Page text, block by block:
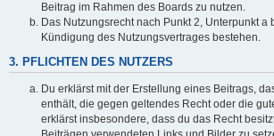
Beitrag im Rahmen des Boards zu nutzen.
Das Nutzungsrecht nach Punkt 2, Unterpunkt a
Kündigung des Nutzungsvertrages bestehen.
3. PFLICHTEN DES NUTZERS
Du erklärst mit der Erstellung eines Beitrags,
enthält, die gegen geltendes Recht oder die
erklärst insbesondere, dass du das Recht